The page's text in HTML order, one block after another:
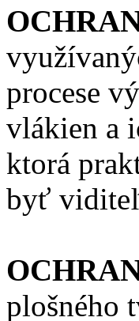
procese
vlákien a
ktorá
byť
plošného